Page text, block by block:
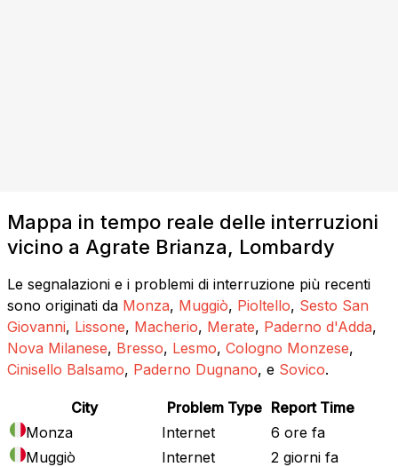
Mappa in tempo reale delle interruzioni
vicino a Agrate Brianza, Lombardy
Le segnalazioni e i problemi di interruzione più recenti
sono originati da Monza, Muggiò, Pioltello, Sesto San
Giovanni, Lissone, Macherio, Merate, Paderno d'Adda,
Nova Milanese, Bresso, Lesmo, Cologno Monzese,
Cinisello Balsamo, Paderno Dugnano, e Sovico.
City Problem Type Report Time
Monza
Internet
6 ore fa
Muggiò
Internet
2 giorni fa